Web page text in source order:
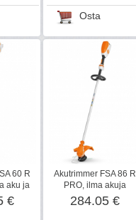
Osta
60 R
aku ja
€
Akutrimmer FSA 86 R
PRO, ilma akuja
laadijata, STIHL
284.05 €